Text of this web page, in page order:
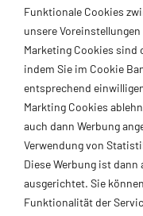
Funktionale Cookies
unsere
Marketing Cookies sind
indem Sie im Cookie
entsprechend
Markting Cookies
auch dann Werbung
Verwendung von
Diese Werbung ist
ausgerichtet. Sie
Funktionalität der